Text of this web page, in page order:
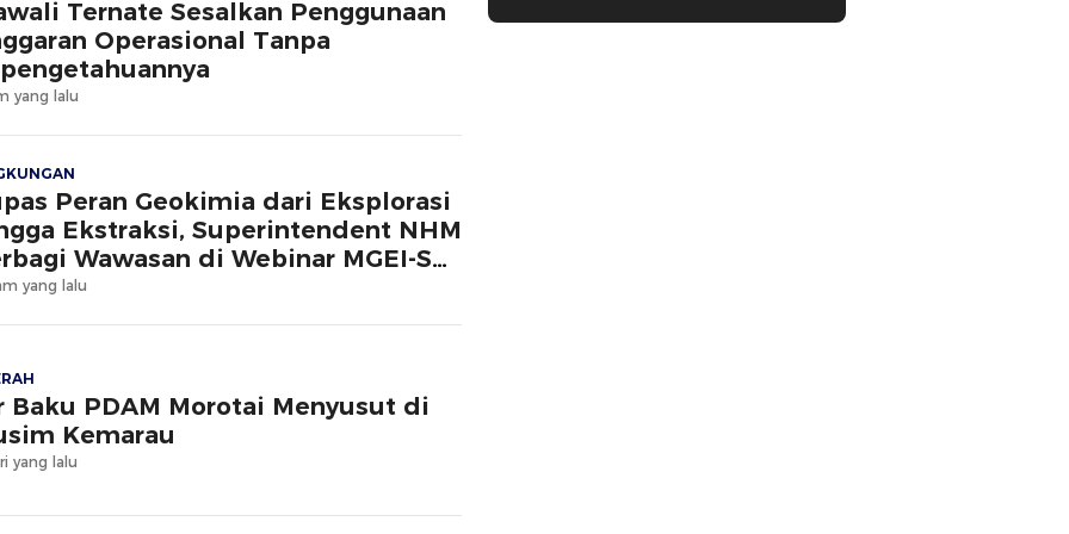
Ternate Sesalkan Penggunaan
Operasional Tanpa
yang lalu
Peran Geokimia dari Eksplorasi
Ekstraksi, Superintendent NHM
Wawasan di Webinar MGEI-SC
yang lalu
Baku PDAM Morotai Menyusut di
Kemarau
yang lalu